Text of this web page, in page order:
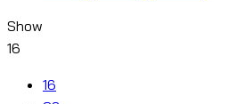
Show
16
16